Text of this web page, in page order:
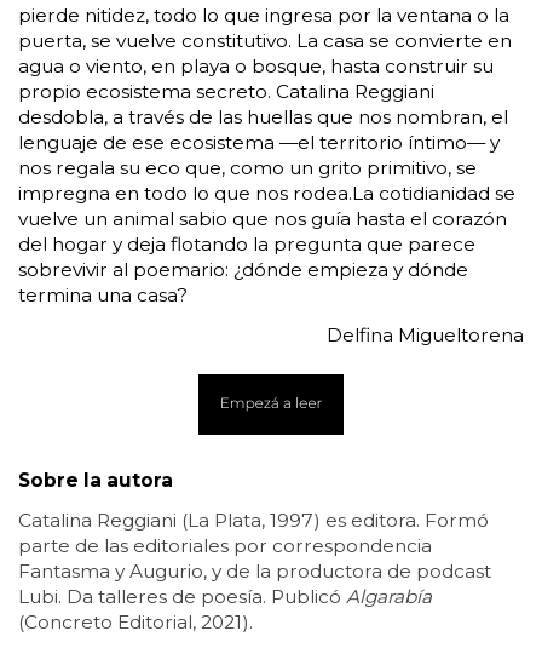
pierde nitidez, todo lo que ingresa por la ventana o la
puerta, se vuelve constitutivo. La casa se convierte en
agua o viento, en playa o bosque, hasta construir su
propio ecosistema secreto. Catalina Reggiani
desdobla, a través de las huellas que nos nombran, el
lenguaje de ese ecosistema —el territorio íntimo— y
nos regala su eco que, como un grito primitivo, se
impregna en todo lo que nos rodea.La cotidianidad se
vuelve un animal sabio que nos guía hasta el corazón
del hogar y deja flotando la pregunta que parece
sobrevivir al poemario: ¿dónde empieza y dónde
termina una casa?
Delfina Migueltorena
Sobre la autora
Catalina Reggiani (La Plata, 1997) es editora. Formó
parte de las editoriales por correspondencia
Fantasma y Augurio, y de la productora de podcast
Lubi. Da talleres de poesía. Publicó Algarabía
(Concreto Editorial, 2021).